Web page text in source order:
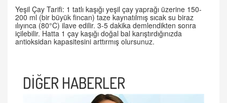
Yeşil Çay Tarifi: 1 tatlı kaşığı yeşil çay yaprağı üzerine 150-
200 ml (bir büyük fincan) taze kaynatılmış sıcak su biraz
ılıyınca (80°C) ilave edilir. 3-5 dakika demlendikten sonra
içilebilir. Hatta 1 çay kaşığı doğal bal karıştırdığınızda
antioksidan kapasitesini arttırmış olursunuz.
DİĞER HABERLER